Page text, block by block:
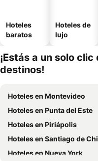
Hoteles
baratos
Hoteles de
lujo
¡Estás a un solo
destinos!
Hoteles en Montevideo
Hoteles en Punta del Este
Hoteles en Piriápolis
Hoteles en Santiago de
Hoteles en Nueva York